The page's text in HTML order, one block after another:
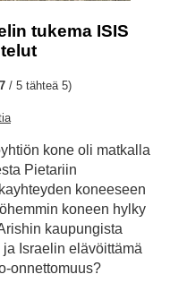
tukema ISIS
/ 5 tähteä 5)
kone oli matkalla
Pietariin
koneeseen
koneen hylky
kaupungista
Israelin elävöittämä
onnettomuus?